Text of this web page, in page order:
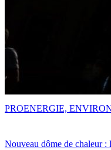
Nouveau dôme de chaleur :
PROENERGIE,